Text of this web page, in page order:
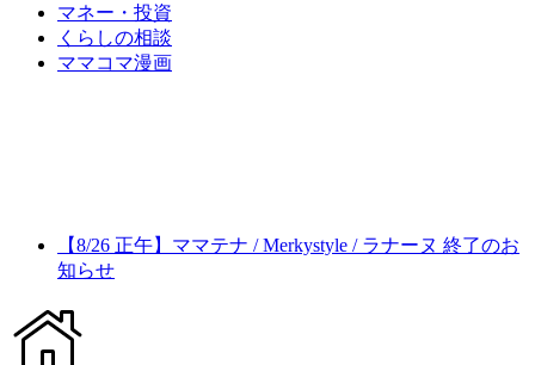
マネー・投資
くらしの相談
ママコマ漫画
【8/26 正午】ママテナ / Merkystyle / ラナーヌ 終了のお
知らせ